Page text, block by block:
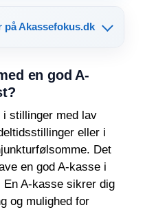
Akassefokus.dk
en god A-
i stillinger med lav
eller i
Det
en god A-kasse i
En A-kasse sikrer dig
og mulighed for